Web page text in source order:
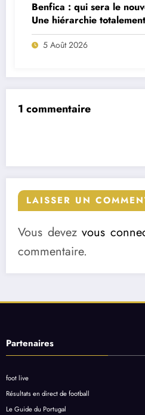
Benfica : qui sera le
Une hiérarchie
deux départs majeurs
5 Août 2026
1 commentaire
LAISSER UN
Vous devezvous
commentaire.
Partenaires
foot live
Résultats en direct de football
Le Guide du Portugal